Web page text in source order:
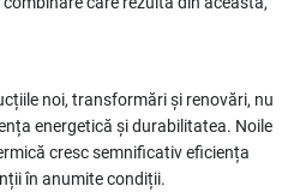
noi, transformări și renovări, nu
energetică și durabilitatea. Noile
cresc semnificativ eficiența
în anumite condiții.